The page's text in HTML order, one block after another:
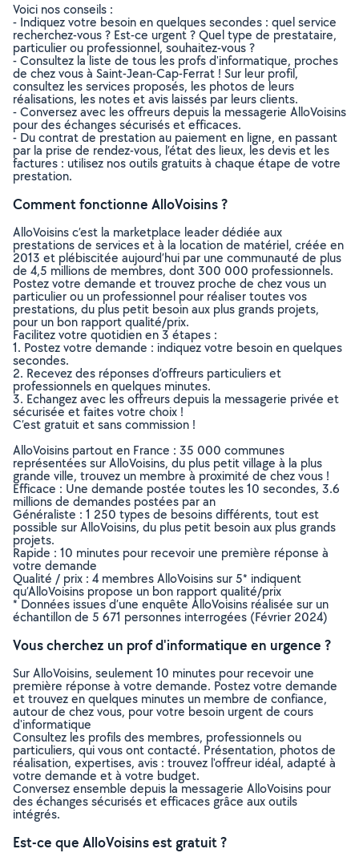
Voici nos conseils :
- Indiquez votre besoin en quelques secondes : quel service
recherchez-vous ? Est-ce urgent ? Quel type de prestataire,
particulier ou professionnel, souhaitez-vous ?
- Consultez la liste de tous les profs d'informatique, proches
de chez vous à Saint-Jean-Cap-Ferrat ! Sur leur profil,
consultez les services proposés, les photos de leurs
réalisations, les notes et avis laissés par leurs clients.
- Conversez avec les offreurs depuis la messagerie AlloVoisins
pour des échanges sécurisés et efficaces.
- Du contrat de prestation au paiement en ligne, en passant
par la prise de rendez-vous, l’état des lieux, les devis et les
factures : utilisez nos outils gratuits à chaque étape de votre
prestation.
Comment fonctionne AlloVoisins ?
AlloVoisins c’est la marketplace leader dédiée aux
prestations de services et à la location de matériel, créée en
2013 et plébiscitée aujourd’hui par une communauté de plus
de 4,5 millions de membres, dont 300 000 professionnels.
Postez votre demande et trouvez proche de chez vous un
particulier ou un professionnel pour réaliser toutes vos
prestations, du plus petit besoin aux plus grands projets,
pour un bon rapport qualité/prix.
Facilitez votre quotidien en 3 étapes :
1. Postez votre demande : indiquez votre besoin en quelques
secondes.
2. Recevez des réponses d’offreurs particuliers et
professionnels en quelques minutes.
3. Echangez avec les offreurs depuis la messagerie privée et
sécurisée et faites votre choix !
C’est gratuit et sans commission !
AlloVoisins partout en France : 35 000 communes
représentées sur AlloVoisins, du plus petit village à la plus
grande ville, trouvez un membre à proximité de chez vous !
Efficace : Une demande postée toutes les 10 secondes, 3.6
millions de demandes postées par an
Généraliste : 1 250 types de besoins différents, tout est
possible sur AlloVoisins, du plus petit besoin aux plus grands
projets.
Rapide : 10 minutes pour recevoir une première réponse à
votre demande
Qualité / prix : 4 membres AlloVoisins sur 5* indiquent
qu’AlloVoisins propose un bon rapport qualité/prix
* Données issues d’une enquête AlloVoisins réalisée sur un
échantillon de 5 671 personnes interrogées (Février 2024)
Vous cherchez un prof d'informatique en urgence ?
Sur AlloVoisins, seulement 10 minutes pour recevoir une
première réponse à votre demande. Postez votre demande
et trouvez en quelques minutes un membre de confiance,
autour de chez vous, pour votre besoin urgent de cours
d'informatique
Consultez les profils des membres, professionnels ou
particuliers, qui vous ont contacté. Présentation, photos de
réalisation, expertises, avis : trouvez l'offreur idéal, adapté à
votre demande et à votre budget.
Conversez ensemble depuis la messagerie AlloVoisins pour
des échanges sécurisés et efficaces grâce aux outils
intégrés.
Est-ce que AlloVoisins est gratuit ?